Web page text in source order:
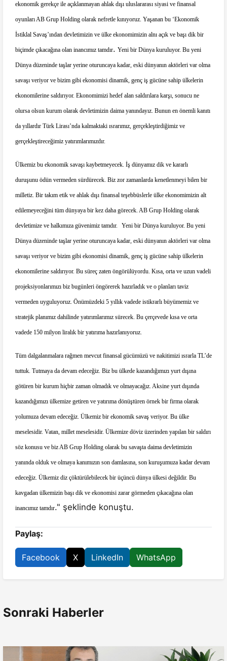
ekonomik gerekçe ile açıklanmayan ahlak dışı uluslararası siyasi ve finansal
oyunları AB Grup Holding olarak nefretle kınıyoruz. Yaşanan bu ‘Ekonomik
İstiklal Savaş’ından devletimizin ve ülke ekonomimizin alnı açık ve başı dik bir
biçimde çıkacağına olan inancımız tamdır. Yeni bir Dünya kuruluyor. Bu yeni
Dünya düzeninde taşlar yerine oturuncaya kadar, eski dünyanın aktörleri var olma
savaşı veriyor ve bizim gibi ekonomisi dinamik, genç iş gücüne sahip ülkelerin
ekonomilerine saldırıyor. Ekonomimizi hedef alan saldırılara karşı, sonucu ne
olursa olsun kurum olarak devletimizin daima yanındayız. Bunun en önemli kanıtı
da yıllardır Türk Lirası’nda kalmaktaki ısrarımız, gerçekleştirdiğimiz ve
gerçekleştireceğimiz yatırımlarımızdır.
Ülkemiz bu ekonomik savaşı kaybetmeyecek. İş dünyamız dik ve kararlı
duruşunu ödün vermeden sürdürecek. Biz zor zamanlarda kenetlenmeyi bilen bir
milletiz. Bir takım etik ve ahlak dışı finansal teşebbüslerle ülke ekonomimizin alt
edilemeyeceğini tüm dünyaya bir kez daha görecek. AB Grup Holding olarak
devletimize ve halkımıza güvenimiz tamdır. Yeni bir Dünya kuruluyor. Bu yeni
Dünya düzeninde taşlar yerine oturuncaya kadar, eski dünyanın aktörleri var olma
savaşı veriyor ve bizim gibi ekonomisi dinamik, genç iş gücüne sahip ülkelerin
ekonomilerine saldırıyor. Bu süreç zaten öngörülüyordu. Kısa, orta ve uzun vadeli
projeksiyonlarımızı biz bugünleri öngörerek hazırladık ve o planları taviz
vermeden uyguluyoruz. Önümüzdeki 5 yıllık vadede istikrarlı büyümemiz ve
stratejik planımız dahilinde yatırımlarımız sürecek. Bu çerçevede kısa ve orta
vadede 150 milyon liralık bir yatırıma hazırlanıyoruz.
Tüm dalgalanmalara rağmen mevcut finansal gücümüzü ve nakitimizi ısrarla TL’de
tuttuk. Tutmaya da devam edeceğiz. Biz bu ülkede kazandığımızı yurt dışına
götüren bir kurum hiçbir zaman olmadık ve olmayacağız. Aksine yurt dışında
kazandığımızı ülkemize getiren ve yatırıma dönüştüren örnek bir firma olarak
yolumuza devam edeceğiz. Ülkemiz bir ekonomik savaş veriyor. Bu ülke
meselesidir. Vatan, millet meselesidir. Ülkemize döviz üzerinden yapılan bir saldırı
söz konusu ve biz AB Grup Holding olarak bu savaşta daima devletimizin
yanında olduk ve olmaya kanımızın son damlasına, son kuruşumuza kadar devam
edeceğiz. Ülkemiz diz çöktürülebilecek bir üçüncü dünya ülkesi değildir. Bu
kavgadan ülkemizin başı dik ve ekonomisi zarar görmeden çıkacağına olan
inancımız tamdır." şeklinde konuştu.
Paylaş:
Facebook X LinkedIn WhatsApp
Sonraki Haberler